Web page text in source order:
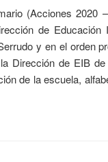
(Acciones 2020
de Educación
y en el orden
Dirección de EIB
de la escuela,